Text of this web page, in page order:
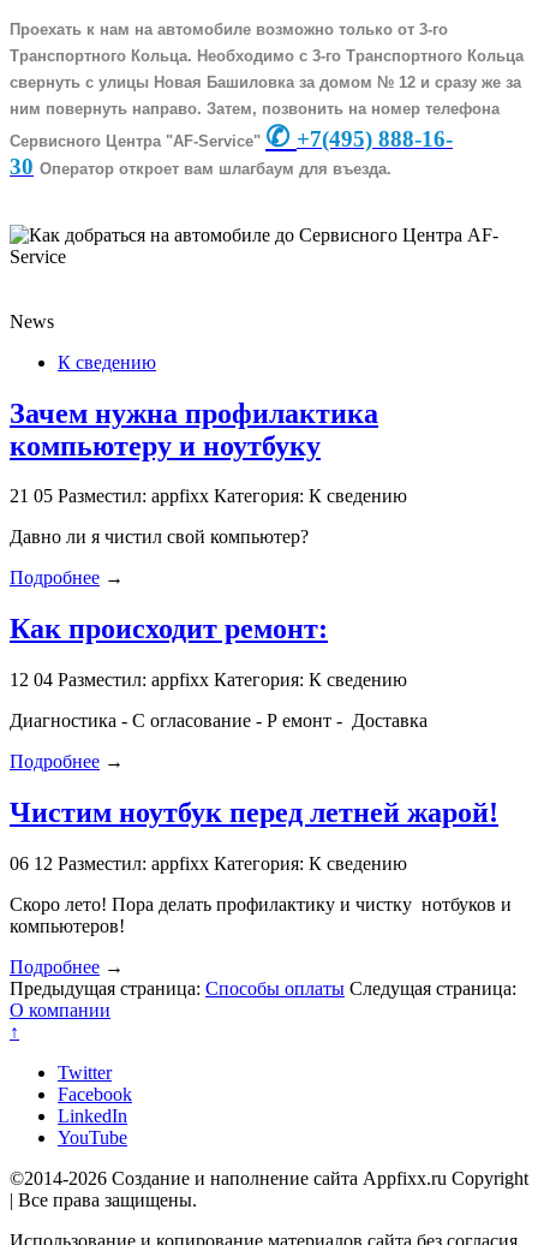
Проехать к нам на автомобиле возможно только от 3-го
Транспортного Кольца. Необходимо с 3-го Транспортного Кольца
свернуть с улицы Новая Башиловка за домом № 12 и сразу же за
ним повернуть направо. Затем, позвонить на номер телефона
Сервисного Центра "AF-Service" ✆ +7(495) 888-16-
30 Оператор откроет вам шлагбаум для въезда.
News
К сведению
Зачем нужна профилактика
компьютеру и ноутбуку
21 05 Разместил: appfixx Категория: К сведению
Давно ли я чистил свой компьютер?
Подробнее →
Как происходит ремонт:
12 04 Разместил: appfixx Категория: К сведению
Диагностика - С огласование - Р емонт - Доставка
Подробнее →
Чистим ноутбук перед летней жарой!
06 12 Разместил: appfixx Категория: К сведению
Скоро лето! Пора делать профилактику и чистку нотбуков и
компьютеров!
Подробнее →
Предыдущая страница: Способы оплаты Следущая страница:
О компании
↑
Twitter
Facebook
LinkedIn
YouTube
©2014-2026 Создание и наполнение сайта Appfixx.ru Copyright
| Все права защищены.
Использование и копирование материалов сайта без согласия